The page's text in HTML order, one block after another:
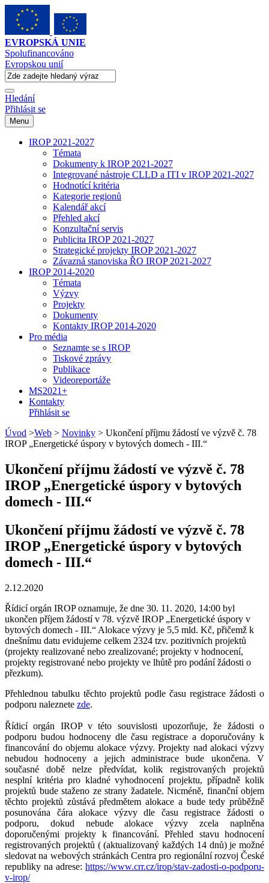
EVROPSKÁ UNIE
Spolufinancováno
Evropskou unií
Hledání
Přihlásit se
Menu
IROP 2021-2027
Témata
Dokumenty k IROP 2021-2027
Integrované nástroje CLLD a ITI v IROP 2021-2027
Hodnotící kritéria
Kategorie regionů
Kalendář akcí
Přehled akcí
Konzultační servis
Publicita IROP 2021-2027
Strategické projekty IROP 2021-2027
Závazná stanoviska ŘO IROP 2021-2027
IROP 2014-2020
Témata
Výzvy
Projekty
Dokumenty
Kontakty IROP 2014-2020
Pro média
Seznamte se s IROP
Tiskové zprávy
Publikace
Videoreportáže
MS2021+
Kontakty
Přihlásit se
Úvod >Web > Novinky > Ukončení příjmu žádostí ve výzvě č. 78
IROP „Energetické úspory v bytových domech - III.“
Ukončení příjmu žádostí ve výzvě č. 78
IROP „Energetické úspory v bytových
domech - III.“
Ukončení příjmu žádostí ve výzvě č. 78
IROP „Energetické úspory v bytových
domech - III.“
2.12.2020
Řídicí orgán IROP oznamuje, že dne 30. 11. 2020, 14:00 byl
ukončen příjem žádostí v 78. výzvě IROP „Energetické úspory v
bytových domech - III.“ Alokace výzvy je 5,5 mld. Kč, přičemž k
dnešnímu datu evidujeme celkem 2324 tzv. pozitivních projektů
(projekty realizované nebo zrealizované; projekty v hodnocení,
projekty registrované nebo projekty ve lhůtě pro podání žádosti o
přezkum).
Přehlednou tabulku těchto projektů podle času registrace žádosti o
podporu naleznete zde.
Řídicí orgán IROP v této souvislosti upozorňuje, že žádosti o
podporu budou hodnoceny dle času registrace a doporučovány k
financování do objemu alokace výzvy. Projekty nad alokaci výzvy
nebudou hodnoceny a jejich administrace bude ukončena. V
současné době nelze předvídat, kolik registrovaných projektů
nesplní kritéria pro kladné vyhodnocení projektu, případně kolik
projektů bude staženo ze strany žadatele. Nicméně, finanční objem
těchto projektů zůstává předmětem alokace a bude tedy průběžně
posunována čára alokace výzvy dle času registrace žádosti o
podporu, dokud nebude alokace výzvy zcela naplněna
doporučenými projekty k financování. Přehled stavu hodnocení
registrovaných projektů ( (aktualizovaný každých 14 dnů) je možné
sledovat na webových stránkách Centra pro regionální rozvoj České
republiky na adrese: https://www.crr.cz/irop/stav-zadosti-o-podporu-
v-irop/